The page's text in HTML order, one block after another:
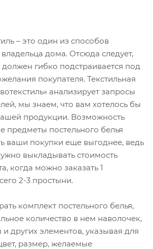
– это один из способов
дома. Отсюда следует,
должен гибко подстраивается под
покупателя. Текстильная
анализирует запросы
мы знаем, что вам хотелось бы
продукции. Возможность
предметы постельного белья
ваши покупки еще выгоднее, ведь
выкладывать стоимость
когда можно заказать 1
2-3 простыни.
комплект постельного белья,
количество в нем наволочек,
других элементов, указывая для
размер, желаемые